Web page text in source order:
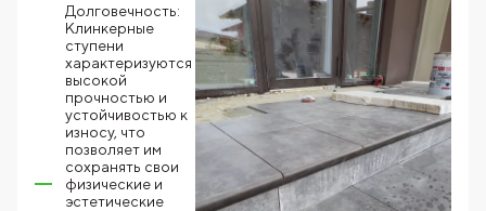
Долговечность:
Клинкерные
ступени
характеризуются
высокой
прочностью и
устойчивостью к
износу, что
позволяет им
сохранять свои
физические и
эстетические